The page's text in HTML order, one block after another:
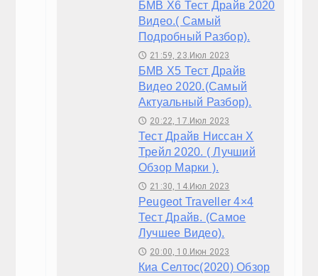
БМВ Х6 Тест Драйв 2020
Видео.( Самый
Подробный Разбор).
🕔 21:59, 23.Июл 2023
БМВ Х5 Тест Драйв
Видео 2020.(Самый
Актуальный Разбор).
🕔 20:22, 17.Июл 2023
Тест Драйв Ниссан Х
Трейл 2020. ( Лучший
Обзор Марки ).
🕔 21:30, 14.Июл 2023
Peugeot Traveller 4×4
Тест Драйв. (Самое
Лучшее Видео).
🕔 20:00, 10.Июн 2023
Киа Селтос(2020) Обзор